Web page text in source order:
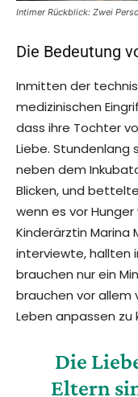
Intimer Rückblick: Zwei
Die Bedeutung
Inmitten der
medizinischen
dass ihre Tochter
Liebe. Stundenlang
neben dem
Blicken, und
wenn es vor
Kinderärztin Marina
interviewte, hallten
brauchen nur ein
brauchen vor allem
Leben anpassen zu
Die
Eltern